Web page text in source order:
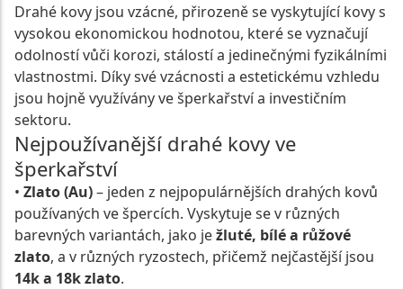
Drahé kovy jsou vzácné, přirozeně se vyskytující kovy s
vysokou ekonomickou hodnotou, které se vyznačují
odolností vůči korozi, stálostí a jedinečnými fyzikálními
vlastnostmi. Díky své vzácnosti a estetickému vzhledu
jsou hojně využívány ve šperkařství a investičním
sektoru.
Nejpoužívanější drahé kovy ve
šperkařství
• Zlato (Au)– jeden z nejpopulárnějších drahých kovů
používaných ve špercích. Vyskytuje se v různých
barevných variantách, jako ježluté, bílé a růžové
zlato, a v různých ryzostech, přičemž nejčastější jsou
14k a 18k zlato.